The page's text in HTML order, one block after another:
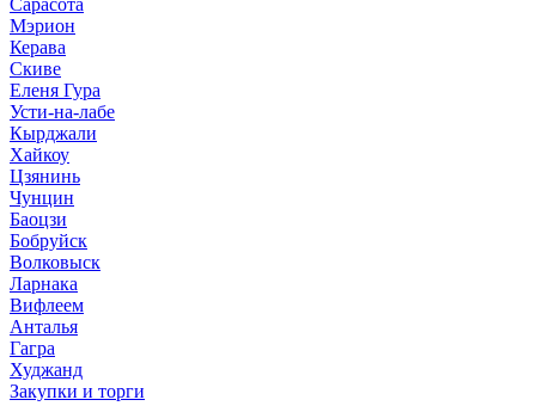
Сарасота
Мэрион
Керава
Скиве
Еленя Гура
Усти-на-лабе
Кырджали
Хайкоу
Цзянинь
Чунцин
Баоцзи
Бобруйск
Волковыск
Ларнака
Вифлеем
Анталья
Гагра
Худжанд
Закупки и торги